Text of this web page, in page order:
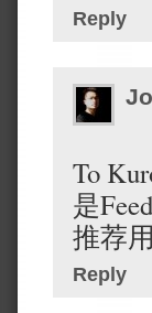
Reply
To
是
推荐
Reply